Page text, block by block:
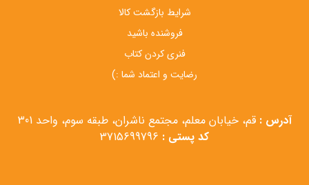
شرایط بازگشت کالا
فروشنده باشید
فنری کردن کتاب
رضایت و اعتماد شما :)
آدرس : قم، خیابان معلم، مجتمع ناشران، طبقه سوم، واحد 301
کد پستی :